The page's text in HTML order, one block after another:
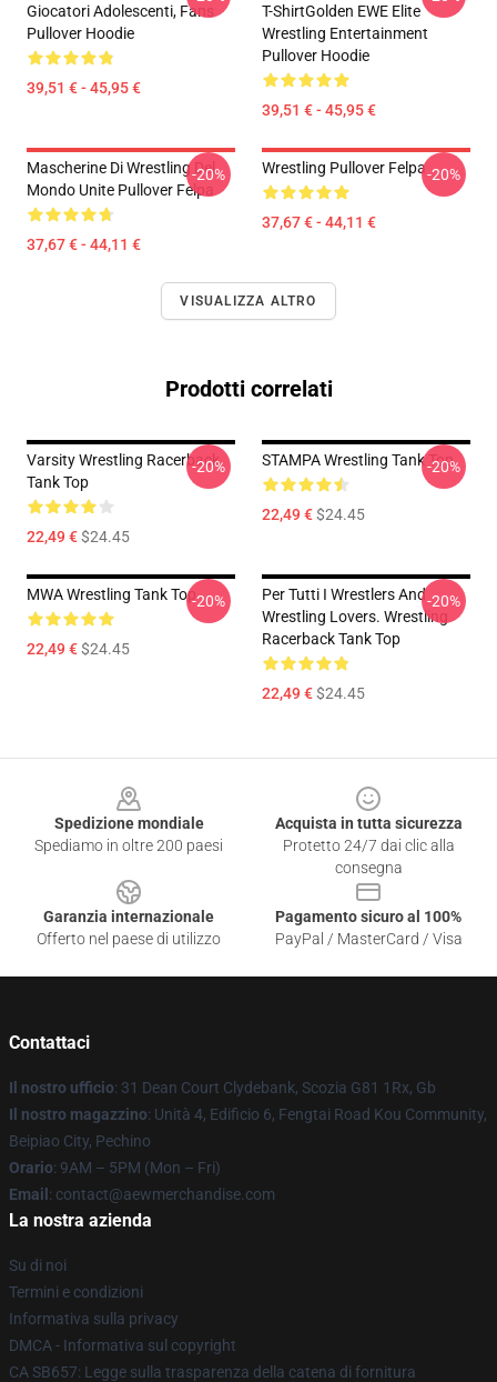
Giocatori Adolescenti, Fans
Pullover Hoodie
39,51 € - 45,95 €
T-ShirtGolden EWE Elite
Wrestling Entertainment
Pullover Hoodie
39,51 € - 45,95 €
Mascherine Di Wrestling Del
Mondo Unite Pullover Felpa
37,67 € - 44,11 €
-20% Wrestling Pullover Felpa
37,67 € - 44,11 €
-20%
VISUALIZZA ALTRO
Prodotti correlati
Varsity Wrestling Racerback
Tank Top
22,49 €$24.45
-20% STAMPA Wrestling Tank Top
22,49 €$24.45
-20%
MWA Wrestling Tank Top
22,49 €$24.45
-20%
Per Tutti I Wrestlers And
Wrestling Lovers. Wrestling
Racerback Tank Top
22,49 €$24.45
-20%
Spedizione mondiale
Spediamo in oltre 200 paesi
Acquista in tutta sicurezza
Protetto 24/7 dai clic alla
consegna
Garanzia internazionale
Offerto nel paese di utilizzo
Pagamento sicuro al 100%
PayPal / MasterCard / Visa
Contattaci
Il nostro ufficio: 31 Dean Court Clydebank, Scozia G81 1Rx, Gb
Il nostro magazzino: Unità 4, Edificio 6, Fengtai Road Kou Community,
Beipiao City, Pechino
Orario: 9AM – 5PM (Mon – Fri)
Email : contact@aewmerchandise.com
La nostra azienda
Su di noi
Termini e condizioni
Informativa sulla privacy
DMCA - Informativa sul copyright
CA SB657: Legge sulla trasparenza della catena di fornitura